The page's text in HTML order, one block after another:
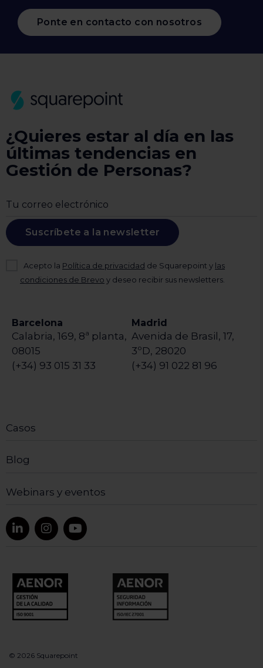
Ponte en contacto con nosotros
¿Quieres estar al día en las
últimas tendencias en
Gestión de Personas?
Suscríbete a la newsletter
Acepto la Política de privacidad de Squarepoint y las
condiciones de Brevo y deseo recibir sus newsletters.
Barcelona
Calabria, 169, 8ª planta,
08015
(+34) 93 015 31 33
Madrid
Avenida de Brasil, 17,
3ºD, 28020
(+34) 91 022 81 96
Casos
Blog
Webinars y eventos
© 2026 Squarepoint